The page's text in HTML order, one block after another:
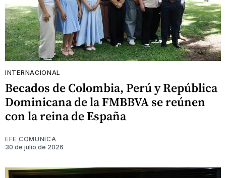
INTERNACIONAL
Becados de Colombia, Perú y República
Dominicana de la FMBBVA se reúnen
con la reina de España
EFE COMUNICA
30 de julio de 2026